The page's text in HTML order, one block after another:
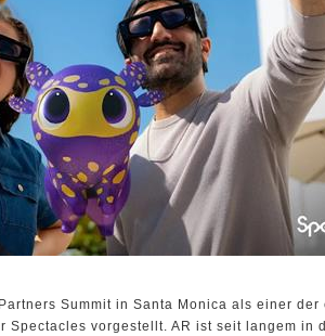
Summit in Santa Monica als einer der
Spectacles vorgestellt. AR ist seit langem in